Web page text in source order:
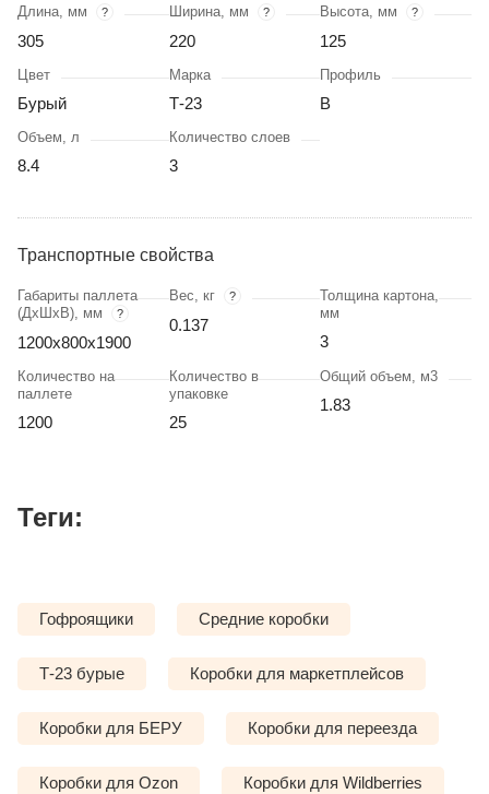
Длина, мм ?
305
Ширина, мм ?
220
Высота, мм ?
125
Цвет
Бурый
Марка
Т-23
Профиль
В
Объем, л
8.4
Количество слоев
3
Транспортные свойства
Габариты паллета
(ДхШхВ), мм
?
1200х800х1900
Вес, кг ?
0.137
Толщина картона,
мм
3
Количество на
паллете
1200
Количество в
упаковке
25
Общий объем, м3
1.83
Теги:
Гофроящики Средние коробки
Т-23 бурые Коробки для маркетплейсов
Коробки для БЕРУ Коробки для переезда
Коробки для Ozon Коробки для Wildberries